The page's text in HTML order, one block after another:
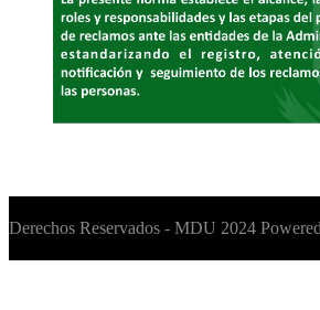
Derechos Reservados - MDU 2024